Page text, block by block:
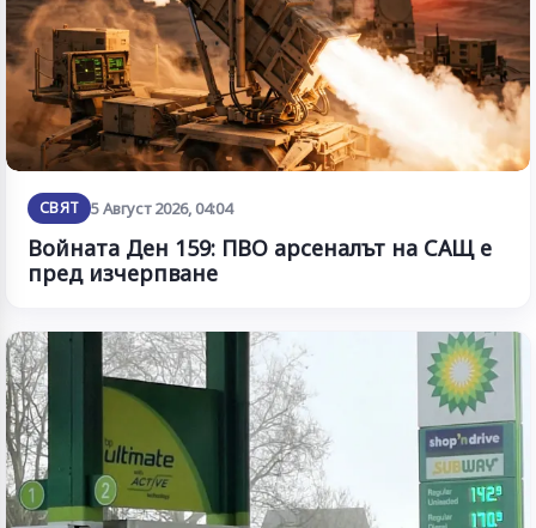
СВЯТ 5 Август 2026, 04:04
Войната Ден 159: ПВО арсеналът на САЩ е
пред изчерпване